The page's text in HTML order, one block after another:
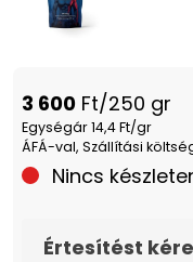
3 600 Ft/250 gr
Egységár 14,4 Ft/gr
ÁFÁ-val, Szállítási
Nincs
Értesítést